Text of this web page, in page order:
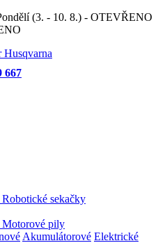
(3. - 10. 8.) - OTEVŘENO
667
Akumulátorové Elektrické